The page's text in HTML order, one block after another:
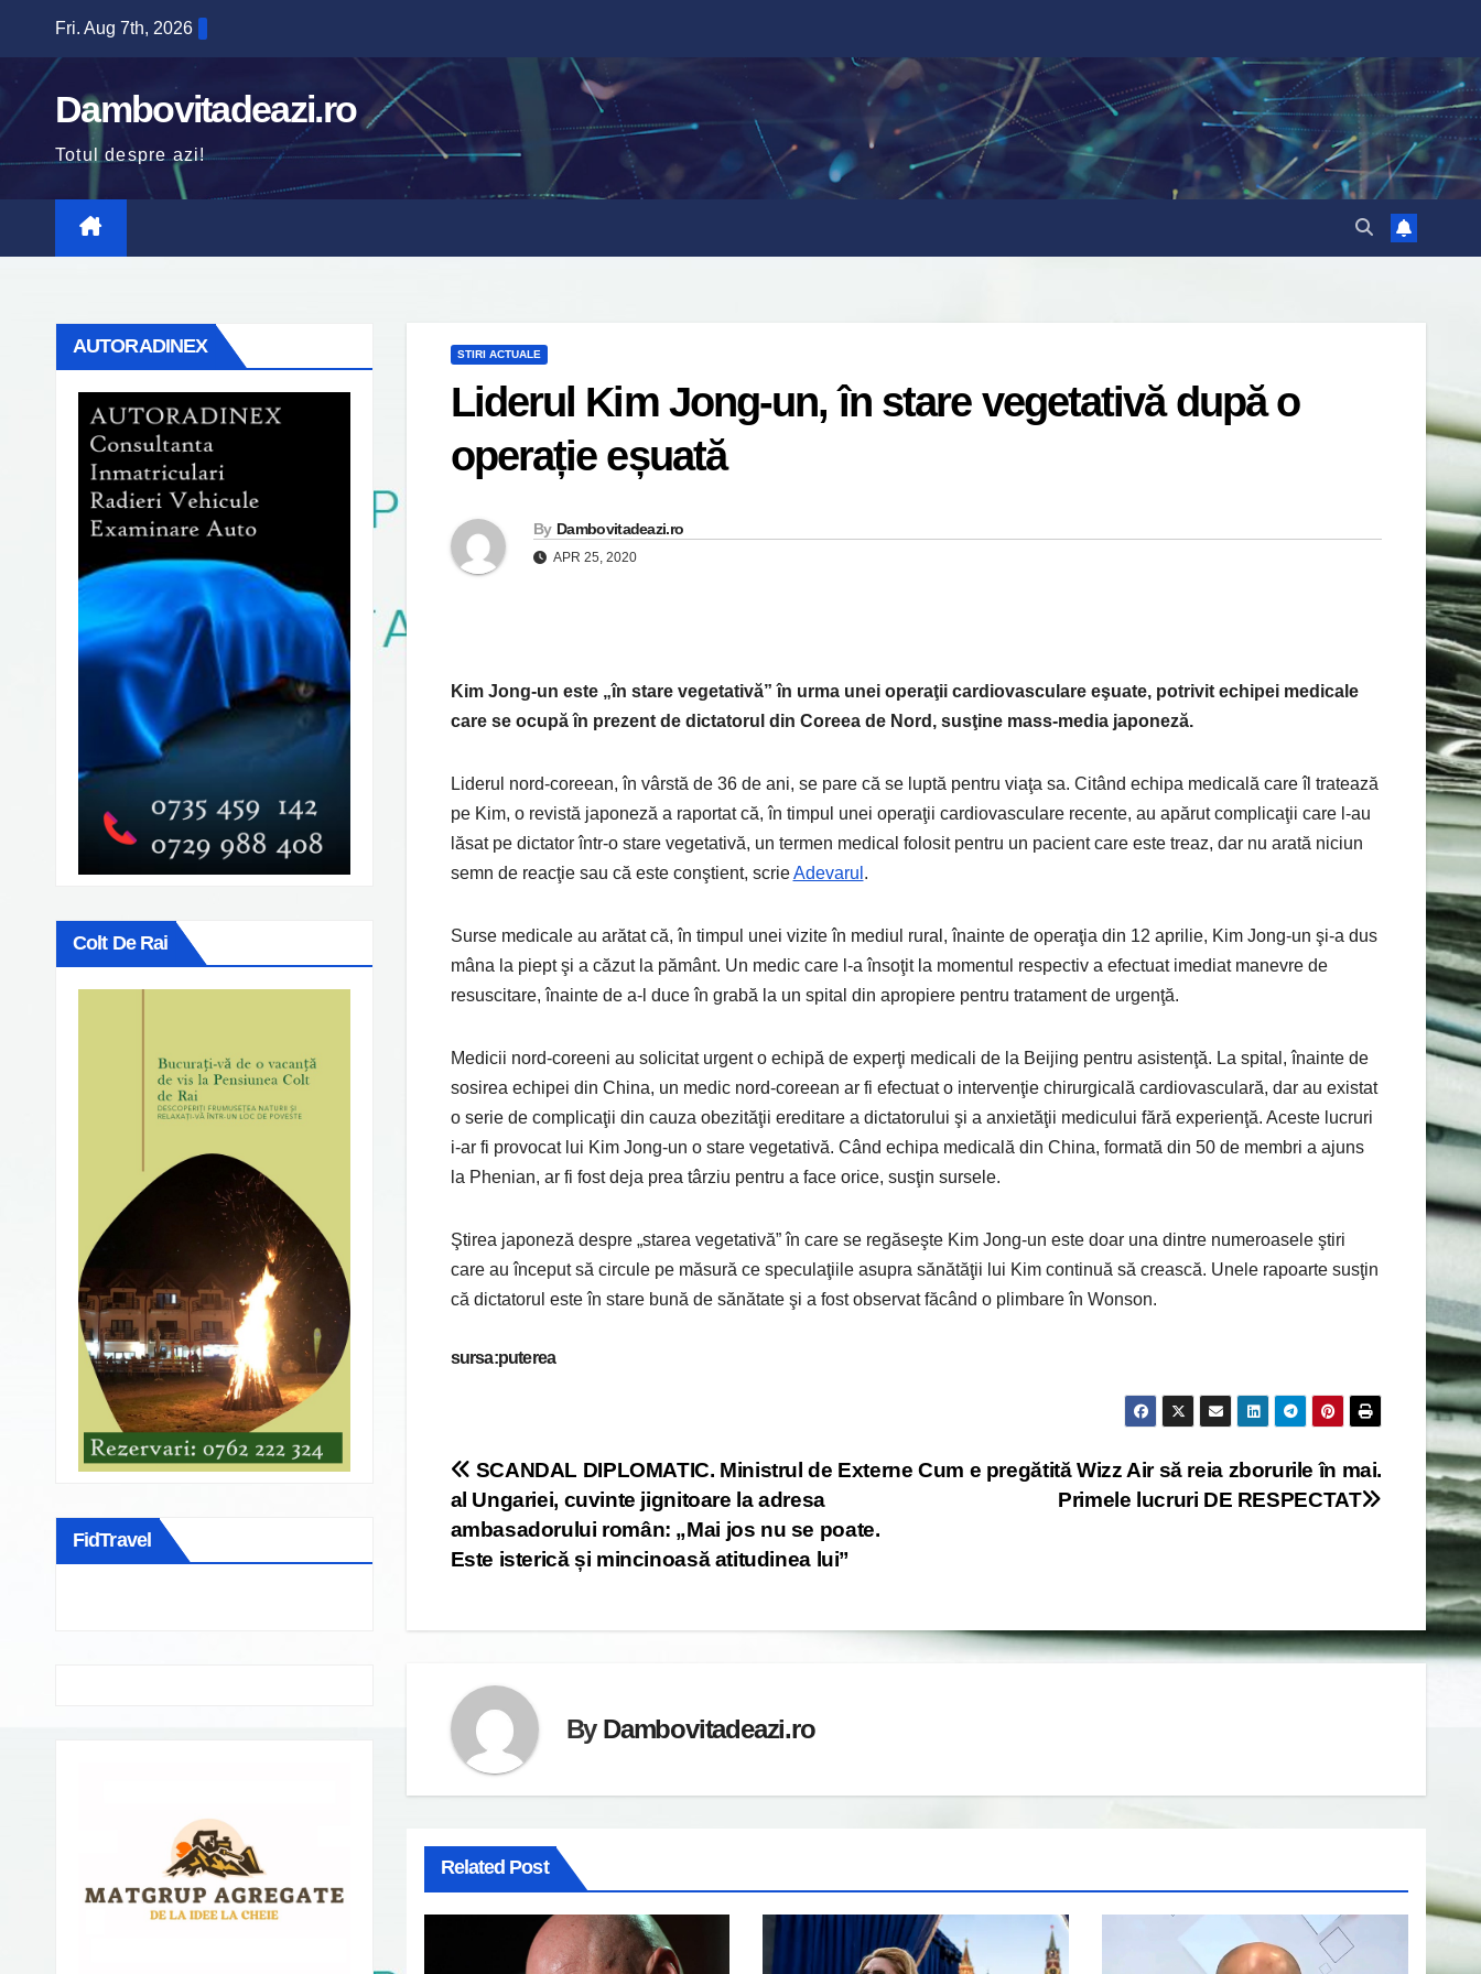
content
Fri. Aug 7th, 2026
Dambovitadeazi.ro
Totul despre azi!
AUTORADINEX
Colt De Rai
FidTravel
STIRI ACTUALE
Liderul Kim Jong-un, în stare vegetativă după o
operație eșuată
By Dambovitadeazi.ro
APR 25, 2020
Kim Jong-un este „în stare vegetativă” în urma unei operaţii cardiovasculare eşuate, potrivit echipei medicale
care se ocupă în prezent de dictatorul din Coreea de Nord, susţine mass-media japoneză.
Liderul nord-coreean, în vârstă de 36 de ani, se pare că se luptă pentru viaţa sa. Citând echipa medicală care îl tratează
pe Kim, o revistă japoneză a raportat că, în timpul unei operaţii cardiovasculare recente, au apărut complicaţii care l-au
lăsat pe dictator într-o stare vegetativă, un termen medical folosit pentru un pacient care este treaz, dar nu arată niciun
semn de reacţie sau că este conştient, scrieAdevarul .
Surse medicale au arătat că, în timpul unei vizite în mediul rural, înainte de operaţia din 12 aprilie, Kim Jong-un şi-a dus
mâna la piept şi a căzut la pământ. Un medic care l-a însoţit la momentul respectiv a efectuat imediat manevre de
resuscitare, înainte de a-l duce în grabă la un spital din apropiere pentru tratament de urgenţă.
Medicii nord-coreeni au solicitat urgent o echipă de experţi medicali de la Beijing pentru asistenţă. La spital, înainte de
sosirea echipei din China, un medic nord-coreean ar fi efectuat o intervenţie chirurgicală cardiovasculară, dar au existat
o serie de complicaţii din cauza obezităţii ereditare a dictatorului şi a anxietăţii medicului fără experienţă. Aceste lucruri
i-ar fi provocat lui Kim Jong-un o stare vegetativă. Când echipa medicală din China, formată din 50 de membri a ajuns
la Phenian, ar fi fost deja prea târziu pentru a face orice, susţin sursele.
Ştirea japoneză despre „starea vegetativă” în care se regăseşte Kim Jong-un este doar una dintre numeroasele ştiri
care au început să circule pe măsură ce speculaţiile asupra sănătăţii lui Kim continuă să crească. Unele rapoarte susţin
că dictatorul este în stare bună de sănătate şi a fost observat făcând o plimbare în Wonson.
sursa:puterea
Post
navigation
Cum e pregătită Wizz Air să reia zborurile în mai.
Primele lucruri DE RESPECTAT
SCANDAL DIPLOMATIC. Ministrul de Externe
al Ungariei, cuvinte jignitoare la adresa
ambasadorului român: „Mai jos nu se poate.
Este isterică și mincinoasă atitudinea lui”
By Dambovitadeazi.ro
Related Post